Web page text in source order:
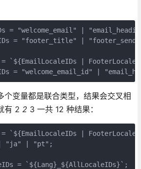
= "welcome_email" |
= "footer_title" |
`${EmailLocaleIDs |
= "welcome_email_id" |
个变量都是联合类型，结果会交叉相
有 2 2 3 一共 12 种结果：
`${EmailLocaleIDs |
| "ja" | "pt";
= `${Lang}_${AllLocaleIDs}`;